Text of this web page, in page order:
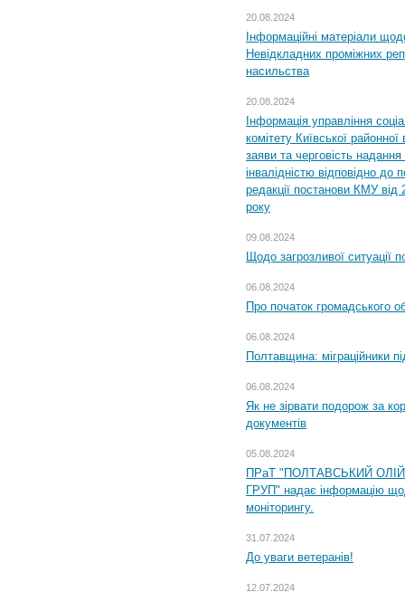
20.08.2024
Інформаційні матеріали
Невідкладних проміжних
насильства
20.08.2024
Інформація управління
комітету Київської
заяви та черговість надання
інвалідністю відповідно
редакції постанови КМУ
року
09.08.2024
Щодо загрозливої ситуації
06.08.2024
Про початок громадського
06.08.2024
Полтавщина: міграційники
06.08.2024
Як не зірвати подорож за
документів
05.08.2024
ПРаТ "ПОЛТАВСЬКИЙ
ГРУП" надає інформацію
моніторингу.
31.07.2024
До уваги ветеранів!
12.07.2024